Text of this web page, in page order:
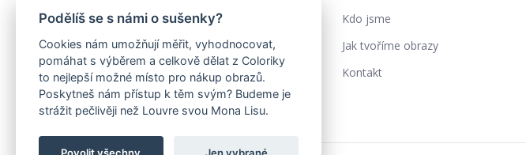
info@colorika.cz
Kdo jsme
Jak tvoříme obrazy
Kontakt
Podělíš se s námi o sušenky?
Cookies nám umožňují měřit, vyhodnocovat,
pomáhat s výběrem a celkově dělat z Coloriky
to nejlepší možné místo pro nákup obrazů.
Poskytneš nám přístup k těm svým? Budeme je
strážit pečlivěji než Louvre svou Mona Lisu.
Povolit všechny Jen vybrané